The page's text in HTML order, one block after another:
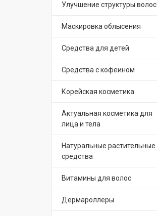
Улучшение структуры волос
Маскировка облысения
Средства для детей
Средства с кофеином
Корейская косметика
Актуальная косметика для
лица и тела
Натуральные растительные
средства
Витамины для волос
Дермароллеры